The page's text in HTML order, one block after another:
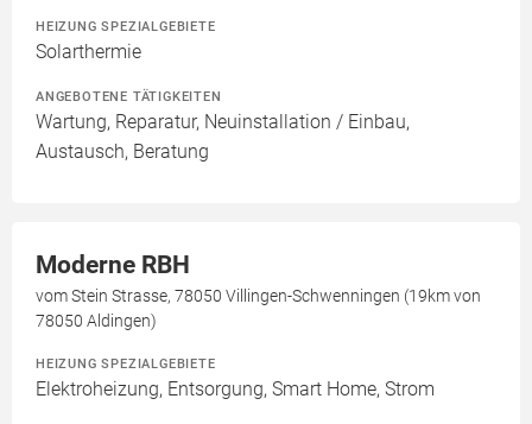
HEIZUNG SPEZIALGEBIETE
Solarthermie
ANGEBOTENE TÄTIGKEITEN
Wartung, Reparatur, Neuinstallation / Einbau,
Austausch, Beratung
Moderne RBH
vom Stein Strasse, 78050 Villingen-Schwenningen (19km von
78050 Aldingen)
HEIZUNG SPEZIALGEBIETE
Elektroheizung, Entsorgung, Smart Home, Strom